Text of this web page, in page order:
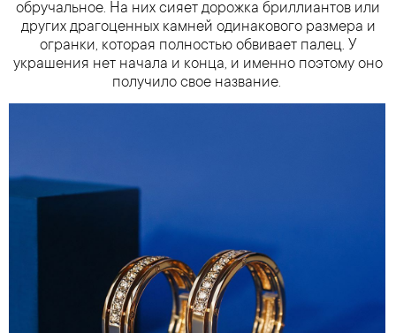
обручальное. На них сияет дорожка бриллиантов или
других драгоценных камней одинакового размера и
огранки, которая полностью обвивает палец. У
украшения нет начала и конца, и именно поэтому оно
получило свое название.